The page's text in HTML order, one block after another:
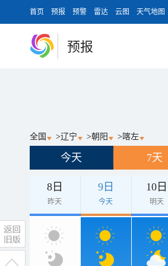
首页 预报 预警 雷达 云图 天气地图
预报
全国 >辽宁 >朝阳 > 喀左
今天 7天
8日
昨天
9日
今天
10日
明天